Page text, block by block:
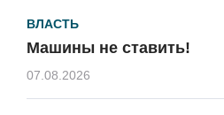
ВЛАСТЬ
Машины не ставить!
07.08.2026